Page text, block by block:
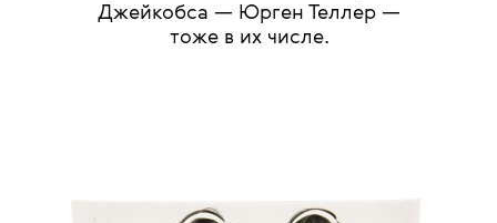
Джейкобса — Юрген Теллер —
тоже в их числе.